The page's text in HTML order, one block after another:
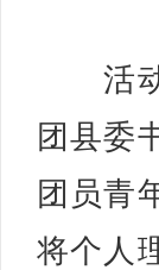
活动
团县委
团员青
将个人